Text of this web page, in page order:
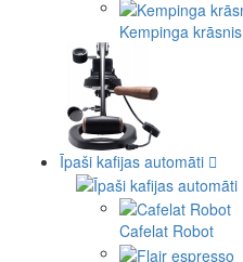
Kempinga krāsnis
Īpaši kafijas automāti
Cafelat Robot